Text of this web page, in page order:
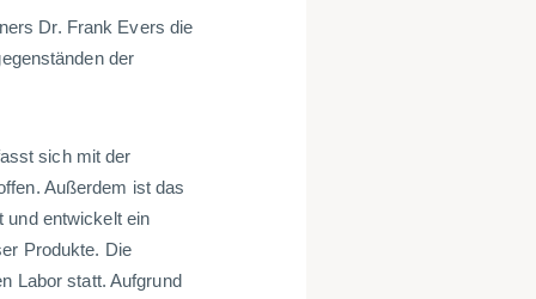
Dr. Frank Evers die
der
sich mit der
Außerdem ist das
und entwickelt ein
Produkte. Die
Labor statt. Aufgrund